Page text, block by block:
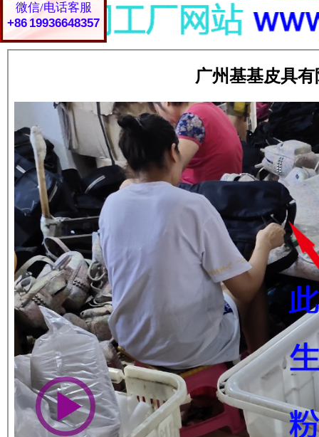
微信/电话客服
+86 19936648357